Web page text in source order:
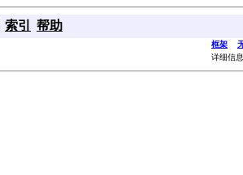
索引 帮助
框架
详细信